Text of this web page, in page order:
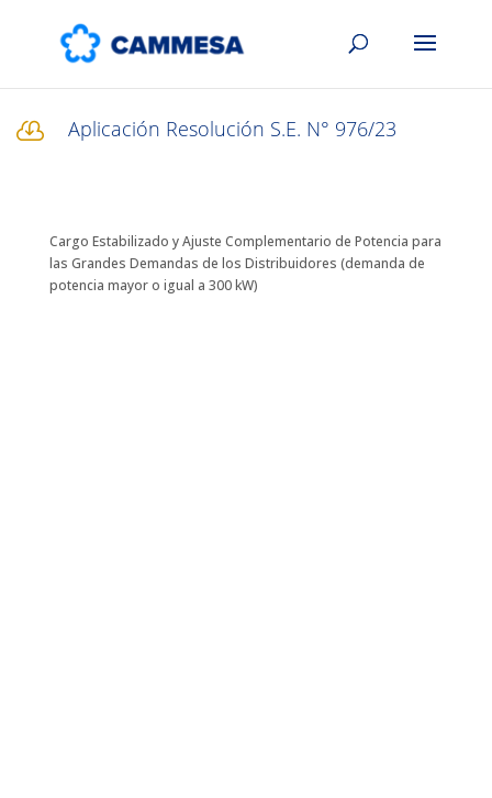
 Aplicación Resolución S.E. N° 976/23
Cargo Estabilizado y Ajuste Complementario de Potencia para
las Grandes Demandas de los Distribuidores (demanda de
potencia mayor o igual a 300 kW)